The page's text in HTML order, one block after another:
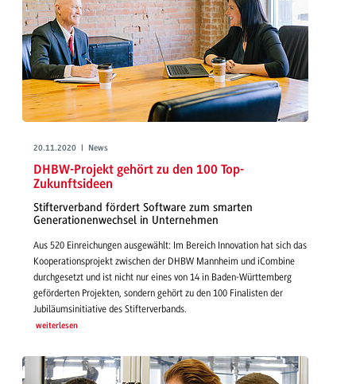
20.11.2020 | News
DHBW-Projekt gehört zu den 100 Top-
Zukunftsideen
Stifterverband fördert Software zum smarten
Generationenwechsel in Unternehmen
Aus 520 Einreichungen ausgewählt: Im Bereich Innovation hat sich das
Kooperationsprojekt zwischen der DHBW Mannheim und iCombine
durchgesetzt und ist nicht nur eines von 14 in Baden-Württemberg
geförderten Projekten, sondern gehört zu den 100 Finalisten der
Jubiläumsinitiative des Stifterverbands.
weiterlesen